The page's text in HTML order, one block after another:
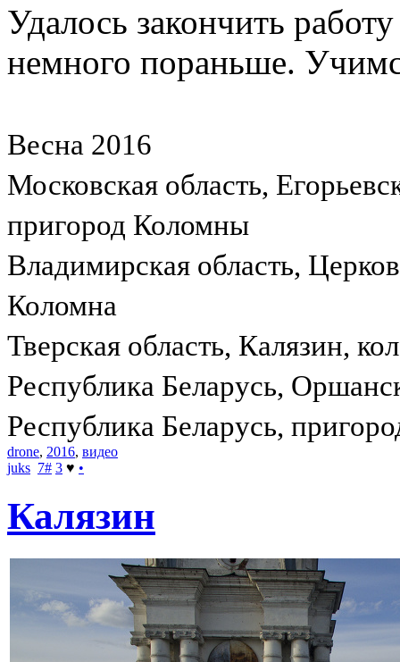
Удалось закончить
немного пораньше.
Весна 2016
Московская область,
пригород Коломны
Владимирская область,
Коломна
Тверская область, Калязин,
Республика Беларусь,
Республика Беларусь,
drone, 2016, видео
juks 7# 3 ♥ •
Калязин